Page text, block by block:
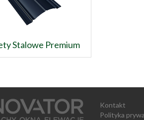
Stalowe Premium
Kontakt
Polityka